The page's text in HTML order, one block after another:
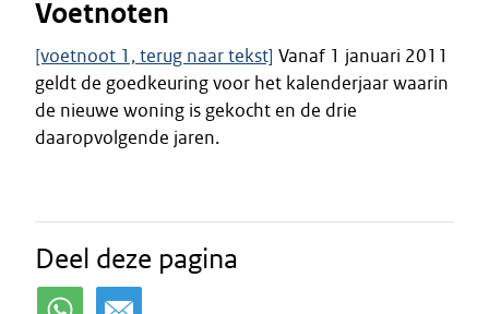
Voetnoten
[voetnoot 1, terug naar tekst] Vanaf 1 januari 2011
geldt de goedkeuring voor het kalenderjaar waarin
de nieuwe woning is gekocht en de drie
daaropvolgende jaren.
Deel deze pagina